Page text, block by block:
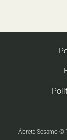
Ábrete Sésamo ©